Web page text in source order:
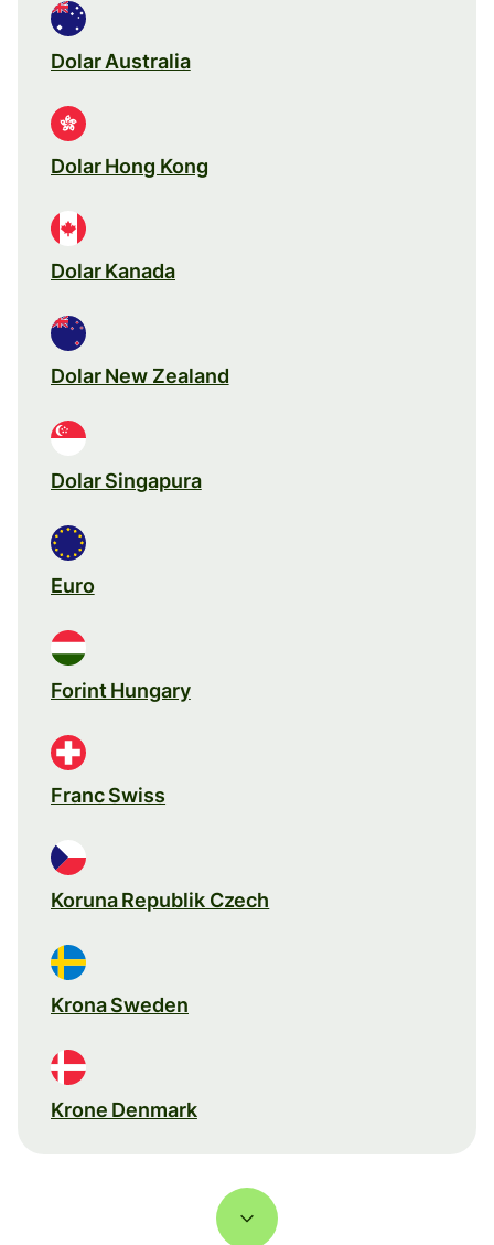
Dolar Australia
Dolar Hong Kong
Dolar Kanada
Dolar New Zealand
Dolar Singapura
Euro
Forint Hungary
Franc Swiss
Koruna Republik Czech
Krona Sweden
Krone Denmark